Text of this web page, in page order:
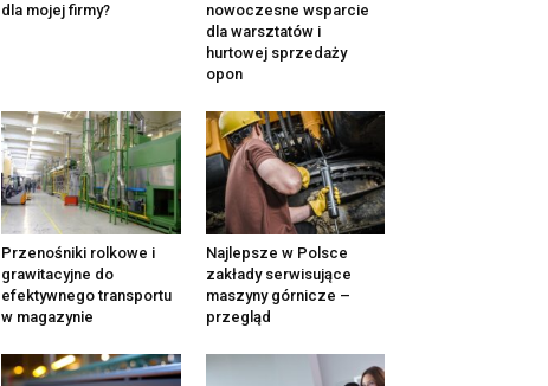
dla mojej firmy?
nowoczesne wsparcie
dla warsztatów i
hurtowej sprzedaży
opon
Przenośniki rolkowe i
grawitacyjne do
efektywnego transportu
w magazynie
Najlepsze w Polsce
zakłady serwisujące
maszyny górnicze –
przegląd